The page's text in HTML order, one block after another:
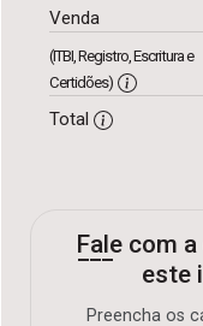
Venda
(ITBI, Registro, Escritura e
Certidões)
Total
Fale com
este
Preencha os